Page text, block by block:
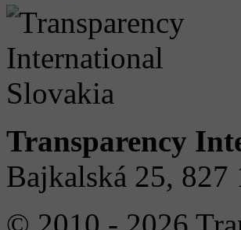
Transparency
Bajkalská 25, 827